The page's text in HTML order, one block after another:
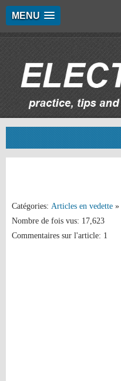
MENU
Catégories: Articles en vedette »
Nombre de fois vus: 17,623
Commentaires sur l'article: 1